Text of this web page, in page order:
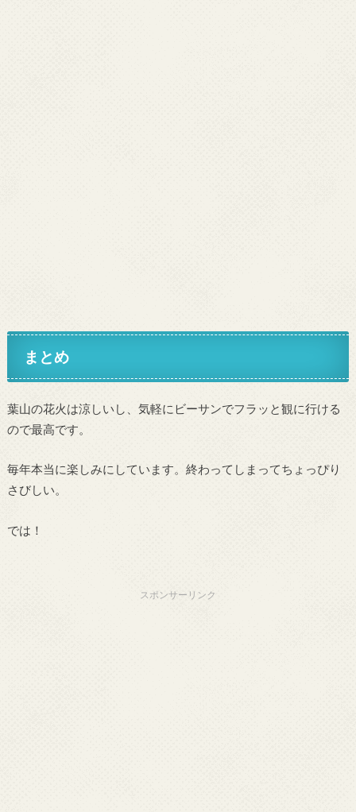
まとめ
葉山の花火は涼しいし、気軽にビーサンでフラッと観に行ける
ので最高です。
毎年本当に楽しみにしています。終わってしまってちょっぴり
さびしい。
では！
スポンサーリンク